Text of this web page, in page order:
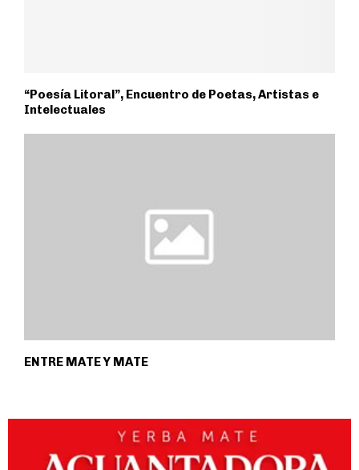
“Poesía Litoral”, Encuentro de Poetas, Artistas e
Intelectuales
ENTRE MATE Y MATE